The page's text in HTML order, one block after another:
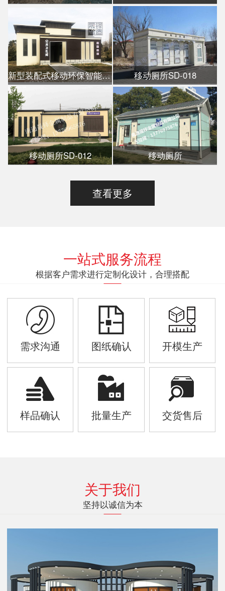
新型装配式移动环保智能公厕 移动厕所SD-018
移动厕所SD-012 移动厕所
查看更多
一站式服务流程
根据客户需求进行定制化设计，合理搭配
需求沟通 图纸确认 开模生产
样品确认 批量生产 交货售后
关于我们
坚持以诚信为本